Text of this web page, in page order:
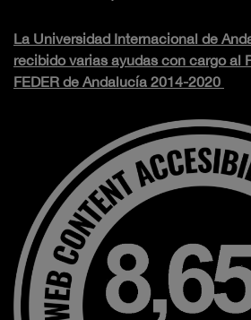
La Universidad Internacional de
recibido varias ayudas con cargo al
FEDER de Andalucía 2014-2020